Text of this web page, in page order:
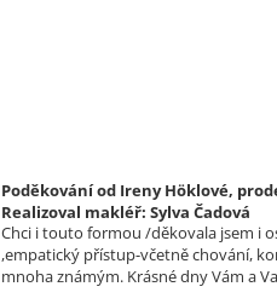
Poděkování od Ireny Höklové,
Realizoval makléř: Sylva Čadová
Chci i touto formou /děkovala jsem i
,empatický přístup-včetně chování,
mnoha známým. Krásné dny Vám a